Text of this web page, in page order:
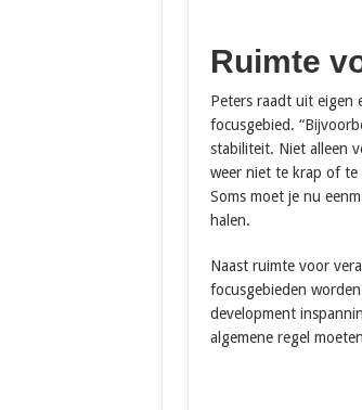
Ruimte
Peters raadt uit eigen
focusgebied.
stabiliteit. Niet alleen
weer niet te krap of
Soms moet je nu
halen.
Naast ruimte voor
focusgebieden
development
algemene regel